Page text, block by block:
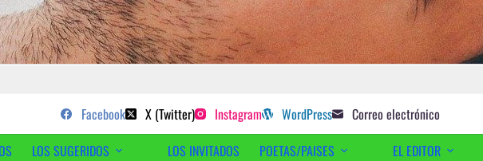
poemas de medio pelo y poetas sugeridos
Facebook X (Twitter) Instagram WordPress Correo electrónico
LOS SUGERIDOS LOS INVITADOS POETAS/PAISES EL EDITOR